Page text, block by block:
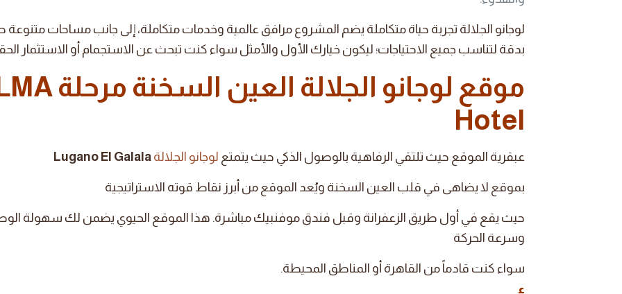
لوجانو الجلالة تجربة حياة متكاملة يضم المشروع مرافق عالمية وخدمات متكاملة، إلى جانب مساحات
بدقة لتناسب جميع الاحتياجات؛ ليكون خيارك الأول والأمثل سواء كنت تبحث عن الاستجمام أو الاستثمار
موقع لوجانو الجلالة العين السخنة مرحلة
Hotel
عبقرية الموقع حيث تلتقي الرفاهية بالوصول الذكي حيث يتمتع لوجانو الجلالة Lugano El Galala
بموقع لا يضاهى في قلب العين السخنة ويُعد الموقع من أبرز نقاط قوته الاستراتيجية
حيث يقع في أول طريق الزعفرانة وقبل فندق موفنبيك مباشرة. هذا الموقع الحيوي يضمن لك سهولة
وسرعة الحركة
سواء كنت قادماً من القاهرة أو المناطق المحيطة.